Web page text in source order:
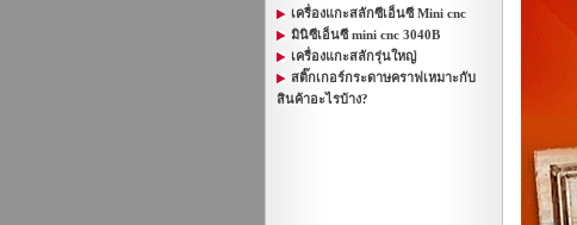
เครื่องแกะสลักซีเอ็นซี Mini cnc
มินิซีเอ็นซี mini cnc 3040B
เครื่องแกะสลักรุ่นใหญ่
สติ๊กเกอร์กระดาษคราฟเหมาะกับ
สินค้าอะไรบ้าง?